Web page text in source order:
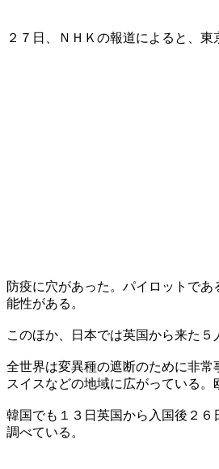
２７日、ＮＨＫの報道によると、
防疫に穴があった。パイロットで
能性がある。
このほか、日本では英国から来た
全世界は変異種の遮断のために非
スイスなどの地域に広がっている
韓国でも１３日英国から入国後２
調べている。